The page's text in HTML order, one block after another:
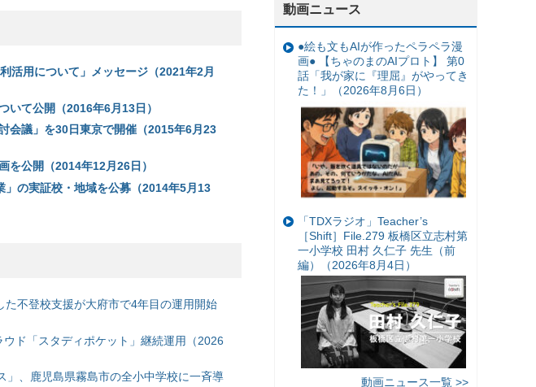
活用について」メッセージ（2021年2月
いて公開（2016年6月13日）
会議」を30日東京で開催（2015年6月23
を公開（2014年12月26日）
の実証校・地域を公募（2014年5月13
不登校支援が大府市で4年目の運用開始
ド「スタディポケット」継続運用（2026
、鹿児島県霧島市の全小中学校に一斉導
動画ニュース
●絵も文もAIが作ったペラペラ漫
画● 【ちゃのまのAIプロト】 第0
話「我が家に『理屈』がやってき
た！」（2026年8月6日）
「TDXラジオ」Teacher’s
［Shift］File.279 板橋区立志村第
一小学校 田村 久仁子 先生（前
編）（2026年8月4日）
動画ニュース一覧 >>